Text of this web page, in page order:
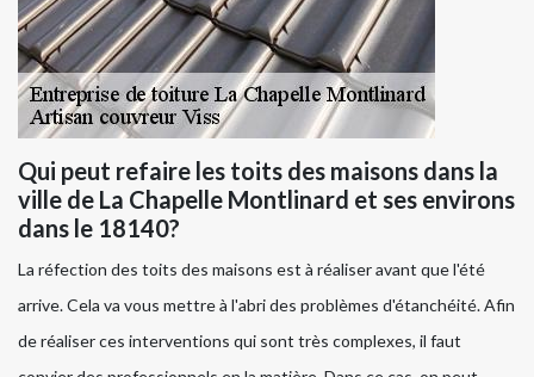
Qui peut refaire les toits des maisons dans la
ville de La Chapelle Montlinard et ses environs
dans le 18140?
La réfection des toits des maisons est à réaliser avant que l'été
arrive. Cela va vous mettre à l'abri des problèmes d'étanchéité. Afin
de réaliser ces interventions qui sont très complexes, il faut